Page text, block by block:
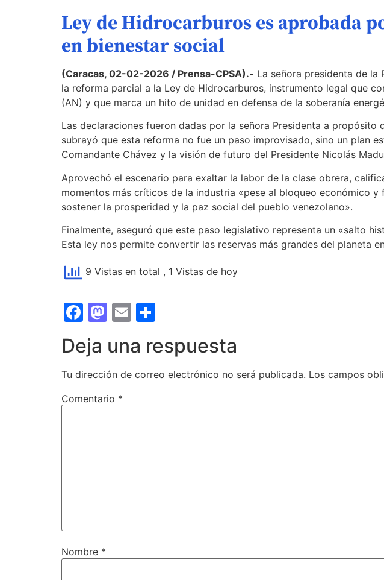
Ley de Hidrocarburos es aprobada
en bienestar social
(Caracas, 02-02-2026 / Prensa-CPSA).- La señora presidenta de la
la reforma parcial a la Ley de Hidrocarburos, instrumento legal que
(AN) y que marca un hito de unidad en defensa de la soberanía
Las declaraciones fueron dadas por la señora Presidenta a
subrayó que esta reforma no fue un paso improvisado, sino un plan
Comandante Chávez y la visión de futuro del Presidente Nicolás
Aprovechó el escenario para exaltar la labor de la clase obrera,
momentos más críticos de la industria «pese al bloqueo económico
sostener la prosperidad y la paz social del pueblo venezolano».
Finalmente, aseguró que este paso legislativo representa un «salto
Esta ley nos permite convertir las reservas más grandes del planeta
9 Vistas en total , 1 Vistas de hoy
Facebook
Mastodon
Email
Deja una respuesta
Tu dirección de correo electrónico no será publicada. Los campos
Comentario *
Nombre *